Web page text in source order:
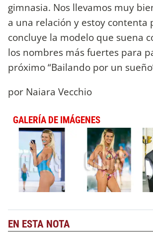
gimnasia. Nos llevamos muy
a una relación y estoy contenta
concluye la modelo que suena
los nombres más fuertes para
próximo “Bailando por un
por Naiara Vecchio
GALERÍA DE IMÁGENES
EN ESTA NOTA